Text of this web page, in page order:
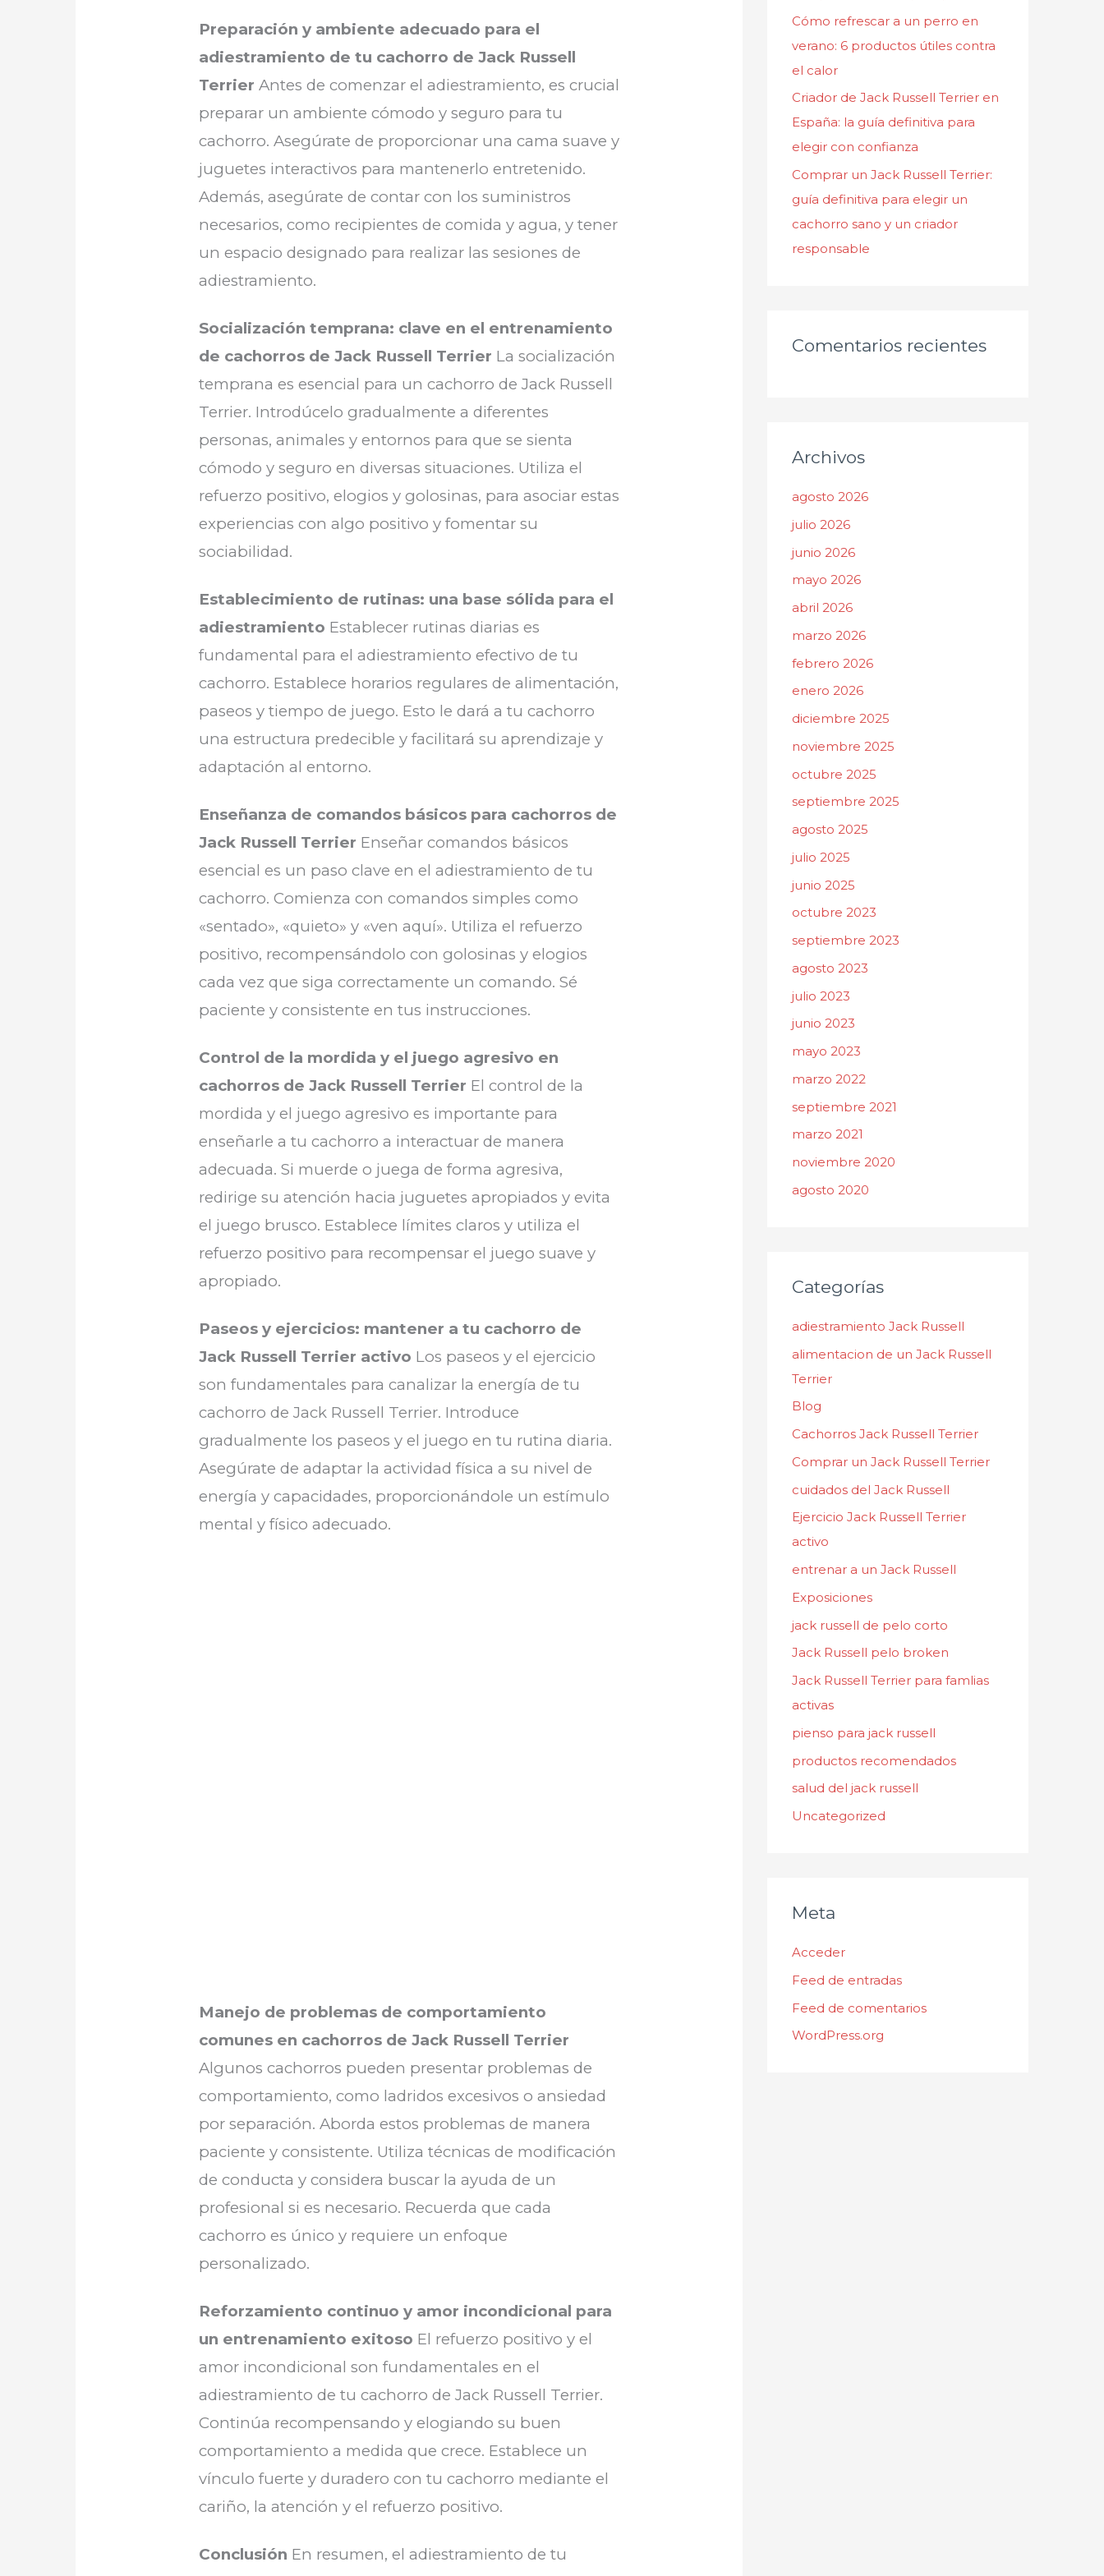
Preparación y ambiente adecuado para el
adiestramiento de tu cachorro de Jack Russell
Terrier Antes de comenzar el adiestramiento, es crucial
preparar un ambiente cómodo y seguro para tu
cachorro. Asegúrate de proporcionar una cama suave y
juguetes interactivos para mantenerlo entretenido.
Además, asegúrate de contar con los suministros
necesarios, como recipientes de comida y agua, y tener
un espacio designado para realizar las sesiones de
adiestramiento.
Socialización temprana: clave en el entrenamiento
de cachorros de Jack Russell Terrier La socialización
temprana es esencial para un cachorro de Jack Russell
Terrier. Introdúcelo gradualmente a diferentes
personas, animales y entornos para que se sienta
cómodo y seguro en diversas situaciones. Utiliza el
refuerzo positivo, elogios y golosinas, para asociar estas
experiencias con algo positivo y fomentar su
sociabilidad.
Establecimiento de rutinas: una base sólida para el
adiestramiento Establecer rutinas diarias es
fundamental para el adiestramiento efectivo de tu
cachorro. Establece horarios regulares de alimentación,
paseos y tiempo de juego. Esto le dará a tu cachorro
una estructura predecible y facilitará su aprendizaje y
adaptación al entorno.
Enseñanza de comandos básicos para cachorros de
Jack Russell Terrier Enseñar comandos básicos
esencial es un paso clave en el adiestramiento de tu
cachorro. Comienza con comandos simples como
«sentado», «quieto» y «ven aquí». Utiliza el refuerzo
positivo, recompensándolo con golosinas y elogios
cada vez que siga correctamente un comando. Sé
paciente y consistente en tus instrucciones.
Control de la mordida y el juego agresivo en
cachorros de Jack Russell Terrier El control de la
mordida y el juego agresivo es importante para
enseñarle a tu cachorro a interactuar de manera
adecuada. Si muerde o juega de forma agresiva,
redirige su atención hacia juguetes apropiados y evita
el juego brusco. Establece límites claros y utiliza el
refuerzo positivo para recompensar el juego suave y
apropiado.
Paseos y ejercicios: mantener a tu cachorro de
Jack Russell Terrier activo Los paseos y el ejercicio
son fundamentales para canalizar la energía de tu
cachorro de Jack Russell Terrier. Introduce
gradualmente los paseos y el juego en tu rutina diaria.
Asegúrate de adaptar la actividad física a su nivel de
energía y capacidades, proporcionándole un estímulo
mental y físico adecuado.
Manejo de problemas de comportamiento
comunes en cachorros de Jack Russell Terrier
Algunos cachorros pueden presentar problemas de
comportamiento, como ladridos excesivos o ansiedad
por separación. Aborda estos problemas de manera
paciente y consistente. Utiliza técnicas de modificación
de conducta y considera buscar la ayuda de un
profesional si es necesario. Recuerda que cada
cachorro es único y requiere un enfoque
personalizado.
Reforzamiento continuo y amor incondicional para
un entrenamiento exitoso El refuerzo positivo y el
amor incondicional son fundamentales en el
adiestramiento de tu cachorro de Jack Russell Terrier.
Continúa recompensando y elogiando su buen
comportamiento a medida que crece. Establece un
vínculo fuerte y duradero con tu cachorro mediante el
cariño, la atención y el refuerzo positivo.
Conclusión En resumen, el adiestramiento de tu
Cómo refrescar a un perro en
verano: 6 productos útiles contra
el calor
Criador de Jack Russell Terrier en
España: la guía definitiva para
elegir con confianza
Comprar un Jack Russell Terrier:
guía definitiva para elegir un
cachorro sano y un criador
responsable
Comentarios recientes
Archivos
agosto 2026
julio 2026
junio 2026
mayo 2026
abril 2026
marzo 2026
febrero 2026
enero 2026
diciembre 2025
noviembre 2025
octubre 2025
septiembre 2025
agosto 2025
julio 2025
junio 2025
octubre 2023
septiembre 2023
agosto 2023
julio 2023
junio 2023
mayo 2023
marzo 2022
septiembre 2021
marzo 2021
noviembre 2020
agosto 2020
Categorías
adiestramiento Jack Russell
alimentacion de un Jack Russell
Terrier
Blog
Cachorros Jack Russell Terrier
Comprar un Jack Russell Terrier
cuidados del Jack Russell
Ejercicio Jack Russell Terrier
activo
entrenar a un Jack Russell
Exposiciones
jack russell de pelo corto
Jack Russell pelo broken
Jack Russell Terrier para famlias
activas
pienso para jack russell
productos recomendados
salud del jack russell
Uncategorized
Meta
Acceder
Feed de entradas
Feed de comentarios
WordPress.org